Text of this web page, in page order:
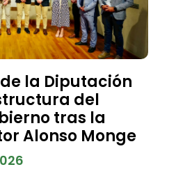
la Diputación
del
tras la
Alonso Monge